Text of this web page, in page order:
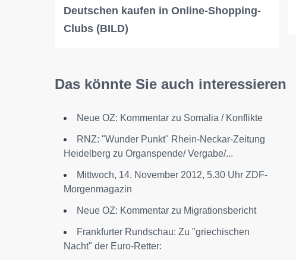
Deutschen kaufen in Online-Shopping-
Clubs (BILD)
Das könnte Sie auch interessieren
Neue OZ: Kommentar zu Somalia / Konflikte
RNZ: "Wunder Punkt" Rhein-Neckar-Zeitung
Heidelberg zu Organspende/ Vergabe/...
Mittwoch, 14. November 2012, 5.30 Uhr ZDF-
Morgenmagazin
Neue OZ: Kommentar zu Migrationsbericht
Frankfurter Rundschau: Zu "griechischen
Nacht" der Euro-Retter: